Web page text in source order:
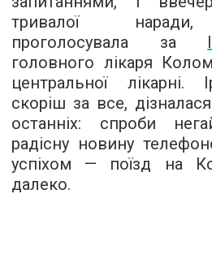
тривалої наради,
проголосувала за
головного лікаря
центральної лікарні.
скоріш за все,
останніх: спроби
радісну новину
успіхом — поїзд на
далеко.